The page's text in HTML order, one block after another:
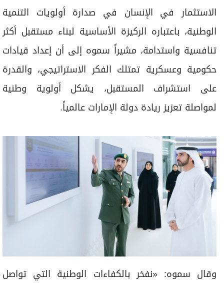
الاستثمار في الإنسان في صدارة أولويات التنمية
الوطنية، باعتباره الركيزة الأساسية لبناء مستقبل أكثر
تنافسية واستدامة، مشيراً سموه إلى أن إعداد قيادات
حكومية وعسكرية تمتلك الفكر الاستراتيجي، والقدرة
على استشراف المستقبل، يشكل أولوية وطنية
لمواصلة تعزيز ريادة دولة الإمارات عالمياً.
وقال سموه: «نفخر بالكفاءات الوطنية التي تواصل